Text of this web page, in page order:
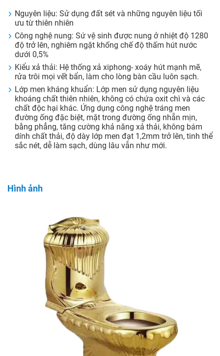
Nguyên liệu: Sử dụng đất sét và những nguyên liệu tối
ưu từ thiên nhiên
Công nghệ nung: Sứ vệ sinh được nung ở nhiệt độ 1280
độ trở lên, nghiêm ngặt khống chế độ thấm hút nước
dưới 0,5%
Kiểu xả thải: Hệ thống xả xiphong- xoáy hút mạnh mẽ,
rửa trôi mọi vết bẩn, làm cho lòng bàn cầu luôn sạch.
Lớp men kháng khuẩn: Lớp men sử dụng nguyên liệu
khoáng chất thiên nhiên, không có chứa oxit chì và các
chất độc hại khác. Ứng dụng công nghệ tráng men
đường ống đặc biệt, mặt trong đường ống nhẵn mịn,
bằng phẳng, tăng cường khả năng xả thải, không bám
dính chất thải, độ dày lớp men đạt 1,2mm trở lên, tinh thể
sắc nét, dễ làm sạch, dùng lâu vẫn như mới.
Hình ảnh